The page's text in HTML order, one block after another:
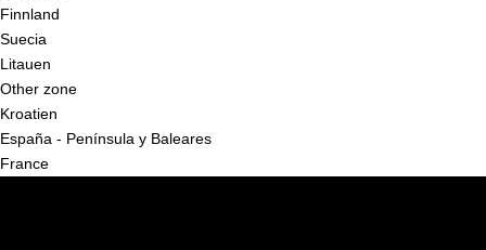
Finnland
Suecia
Litauen
Other zone
Kroatien
España - Península y Baleares
France